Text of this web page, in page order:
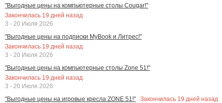
"Выгодные цены на компьютерные столы Cougar!"
Закончилась 19 дней назад
3 - 20 Июля 2026
"Выгодные цены на подписки MyBook и Литрес!"
Закончилась 19 дней назад
3 - 20 Июля 2026
"Выгодные цены на компьютерные столы Zone 51!"
Закончилась 19 дней назад
3 - 20 Июля 2026
"Выгодные цены на игровые кресла ZONE 51!"
Закончилась 19 дней назад